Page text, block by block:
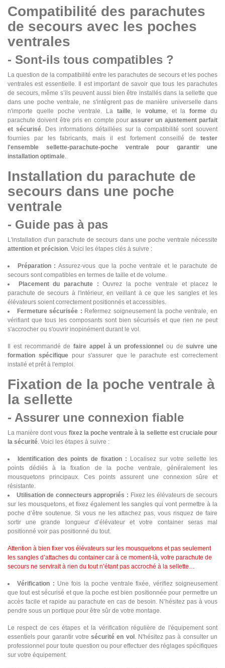
Compatibilité des parachutes
de secours avec les poches
ventrales
- Sont-ils tous compatibles ?
La question de la compatibilité entre les parachutes de secours et les poches
ventrales est essentielle. Il est important de savoir que tous les parachutes
de secours, même s’ils peuvent aussi bien être installés dans la sellette que
dans une poche ventrale, ne s'intègrent pas de manière universelle dans
n'importe quelle poche ventrale. La taille, le volume, et la forme du
parachute doivent être pris en compte pourassurer un ajustement parfait
et sécurisé. Des informations détaillées sur la compatibilité sont souvent
fournies par les fabricants, mais il est fortement conseillé de tester
l'ensemble sellette-parachute-poche ventrale pour garantir une
installation optimale.
Installation du parachute de
secours dans une poche
ventrale
- Guide pas à pas
L'installation d'un parachute de secours dans une poche ventrale nécessite
attention et précision. Voici les étapes clés à suivre :
Préparation : Assurez-vous que la poche ventrale et le parachute de
secours sont compatibles en termes de taille et de volume.
Placement du parachute : Ouvrez la poche ventrale et placez le
parachute de secours à l'intérieur, en veillant à ce que les sangles et les
élévateurs soient correctement positionnés et accessibles.
Fermeture sécurisée : Refermez soigneusement la poche ventrale, en
vérifiant que tous les composants sont bien sécurisés et que rien ne peut
s'accrocher ou s'ouvrir inopinément durant le vol.
Il est recommandé de faire appel à un professionnel ou desuivre une
formation spécifique pour s'assurer que le parachute est correctement
installé et prêt à l'emploi.
Fixation de la poche ventrale à
la sellette
- Assurer une connexion fiable
La manière dont vous fixez la poche ventrale à la sellette est cruciale pour
la sécurité. Voici les étapes à suivre :
Identification des points de fixation : Localisez sur votre sellette les
points dédiés à la fixation de la poche ventrale, généralement les
mousquetons principaux. Ces points assurent une connexion sûre et
résistante.
Utilisation de connecteurs appropriés : Fixez les élévateurs de secours
sur les mousquetons, et fixez également les sangles qui vont permettre à la
poche d’être soutenue. Si vous ne les attachez pas, vous risquez de faire
sortir une grande longueur d’élévateur et votre container seras mal
positionné voir pas positionné du tout.
Attention à bien fixer vos élévateurs sur les mousquetons et pas seulement
les sangles d’attaches du container car à ce moment-là, votre parachute de
secours ne servirait à rien du tout n’étant pas accroché à la sellette…
Vérification : Une fois la poche ventrale fixée, vérifiez soigneusement
que tout est sécurisé et que la poche est bien positionnée pour permettre un
accès facile et rapide au parachute en cas de besoin. N’hésitez pas à vous
pendre sous un portique pour être sûr de votre montage.
Le respect de ces étapes et la vérification régulière de l'équipement sont
essentiels pour garantir votre sécurité en vol . N'hésitez pas à consulter un
professionnel pour toute question ou pour effectuer des réglages spécifiques
sur votre équipement.